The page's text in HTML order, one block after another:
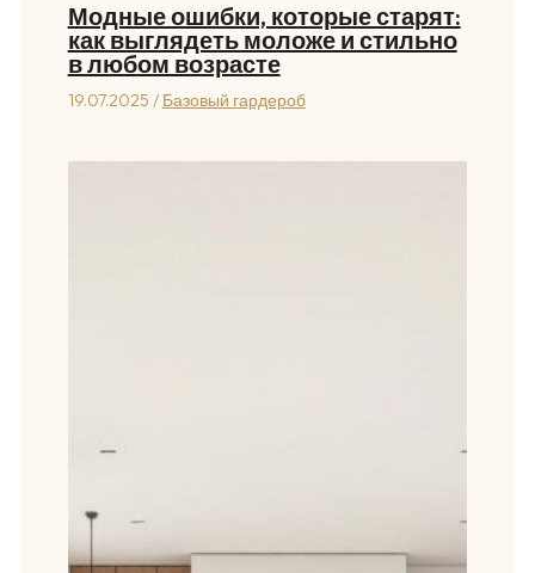
Модные ошибки, которые старят:
как выглядеть моложе и стильно
в любом возрасте
19.07.2025 / Базовый гардероб